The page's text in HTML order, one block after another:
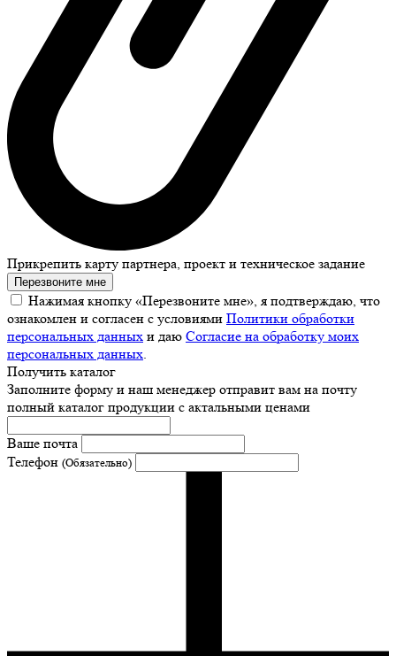
Прикрепить карту партнера, проект и техническое задание
Перезвоните мне
Нажимая кнопку «Перезвоните мне», я подтверждаю, что
ознакомлен и согласен с условиями Политики обработки
персональных данных и даю Согласие на обработку моих
персональных данных.
Получить каталог
Заполните форму и наш менеджер отправит вам на почту
полный каталог продукции с актальными ценами
Ваше почта
Телефон (Обязательно)